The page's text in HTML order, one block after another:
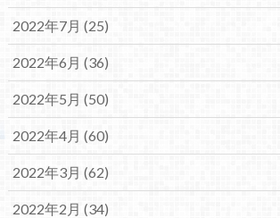
2022年7月 (25)
2022年6月 (36)
2022年5月 (50)
2022年4月 (60)
2022年3月 (62)
2022年2月 (34)